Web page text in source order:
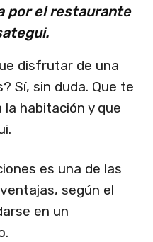
por el restaurante
disfrutar de una
Sí, sin duda. Que te
habitación y que
es una de las
según el
en un